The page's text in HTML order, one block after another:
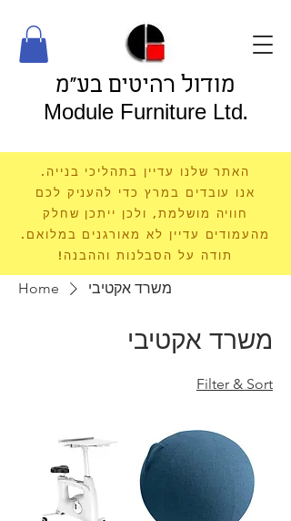
מודול רהיטים בע"מ
Module Furniture Ltd.
האתר שלנו עדיין בתהליכי בנייה.
אנו עובדים במרץ כדי להעניק לכם
חוויה מושלמת, ולכן ייתכן שחלק
מהעמודים עדיין לא מאורגנים במלואם.
תודה על הסבלנות וההבנה!
Home משרד אקטיבי
משרד אקטיבי
Filter & Sort